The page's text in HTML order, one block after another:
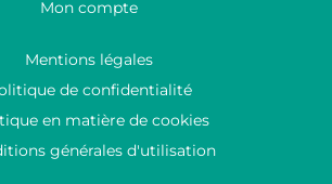
Mon compte
Mentions légales
de confidentialité
en matière de cookies
générales d'utilisation